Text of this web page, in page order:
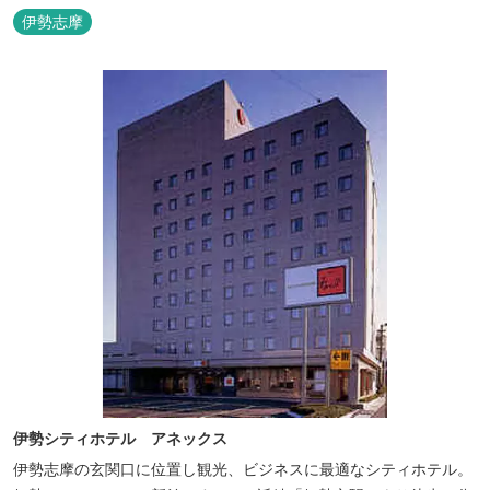
護への思いか省エネルギーへの工夫と設備を備えています。 和食・
イタリアンレストランがございます。 また、宿泊のお客様は途中出
伊勢志摩
伊勢シティホテル アネックス
伊勢志摩の玄関口に位置し観光、ビジネスに最適なシティホテル。